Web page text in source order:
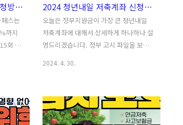
K-패스 총 정리 이용 및 신청방법 | 카드사별 혜택ㅣ카드 발급 방법과 링크
스는
까지
회 이
습니
패스
패스 카
2024 청년내일 저축계좌 신청방법 기간 자격 조건 중도해지 변경내용 만기 등 총 정리 - 서울 경기도등 전국 공통
오늘은 정부지원금이 가장 큰 청년내일
저축계좌에 대해서 상세하게 하나하나 설
명드리겠습니다. 정부 고시 파일을 보고
일 저축계좌란? 2. 2024 청년내일 저축계
좌 신청기간3. 2024 청년내일 저축계좌
신청방법온라인 신청 방법오프라인 신청
2024. 4. 30.